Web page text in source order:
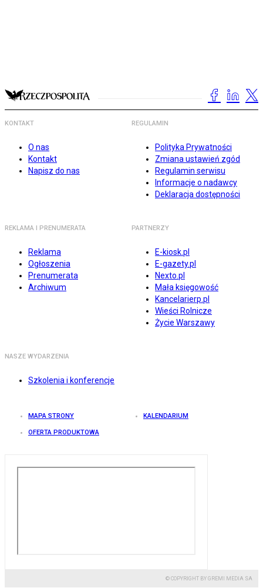
KONTAKT
O nas
Kontakt
Napisz do nas
REGULAMIN
Polityka Prywatności
Zmiana ustawień zgód
Regulamin serwisu
Informacje o nadawcy
Deklaracja dostępności
REKLAMA I PRENUMERATA
Reklama
Ogłoszenia
Prenumerata
Archiwum
PARTNERZY
E-kiosk.pl
E-gazety.pl
Nexto.pl
Mała księgowość
Kancelarierp.pl
Wieści Rolnicze
Życie Warszawy
NASZE WYDARZENIA
Szkolenia i konferencje
MAPA STRONY KALENDARIUM
OFERTA PRODUKTOWA
© COPYRIGHT BY GREMI MEDIA SA